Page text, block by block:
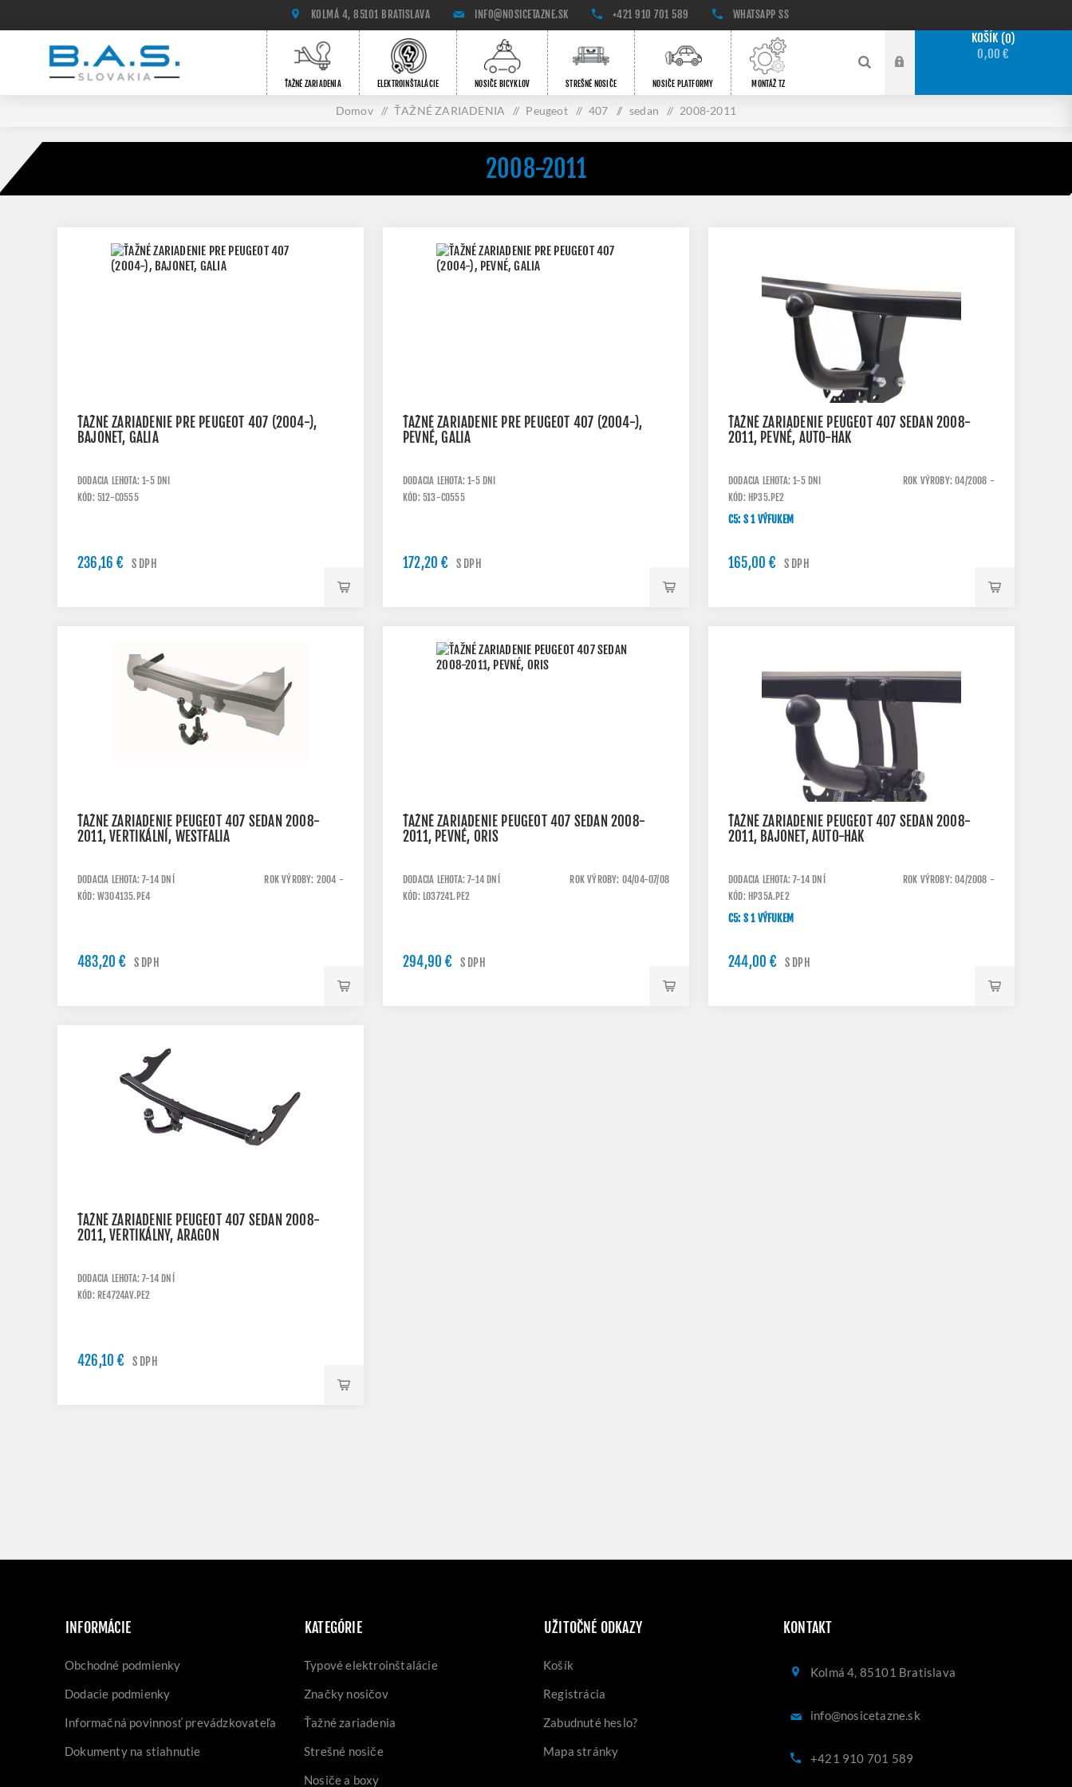
KOLMÁ 4, 85101 BRATISLAVA INFO@NOSICETAZNE.SK +421 910 701 589 WHATSAPP SS
ŤAŽNÉ ZARIADENIA ELEKTROINŠTALÁCIE NOSIČE BICYKLOV STREŠNÉ NOSIČE NOSIČE PLATFORMY MONTÁŽ TZ
KOŠÍK 0
0,00 €
Domov / ŤAŽNÉ ZARIADENIA / Peugeot / 407 / sedan / 2008-2011
2008-2011
ŤAŽNÉ ZARIADENIE PRE PEUGEOT 407 (2004-),
BAJONET, GALIA
DODACIA LEHOTA: 1-5 DNI
KÓD: 512-C0555
236,16 € S DPH
ŤAŽNÉ ZARIADENIE PRE PEUGEOT 407 (2004-),
PEVNÉ, GALIA
DODACIA LEHOTA: 1-5 DNI
KÓD: 513-C0555
172,20 € S DPH
ŤAŽNÉ ZARIADENIE PEUGEOT 407 SEDAN 2008-
2011, PEVNÉ, AUTO-HAK
DODACIA LEHOTA: 1-5 DNI
ROK VÝROBY: 04/2008 -
KÓD: HP35.PE2
C5: S 1 VÝFUKEM
165,00 € S DPH
ŤAŽNÉ ZARIADENIE PEUGEOT 407 SEDAN 2008-
2011, VERTIKÁLNÍ, WESTFALIA
DODACIA LEHOTA: 7-14 DNÍ
ROK VÝROBY: 2004 -
KÓD: W304135.PE4
483,20 € S DPH
ŤAŽNÉ ZARIADENIE PEUGEOT 407 SEDAN 2008-
2011, PEVNÉ, ORIS
DODACIA LEHOTA: 7-14 DNÍ
ROK VÝROBY: 04/04-07/08
KÓD: L037241.PE2
294,90 € S DPH
ŤAŽNÉ ZARIADENIE PEUGEOT 407 SEDAN 2008-
2011, BAJONET, AUTO-HAK
DODACIA LEHOTA: 7-14 DNÍ
ROK VÝROBY: 04/2008 -
KÓD: HP35A.PE2
C5: S 1 VÝFUKEM
244,00 € S DPH
ŤAŽNÉ ZARIADENIE PEUGEOT 407 SEDAN 2008-
2011, VERTIKÁLNY, ARAGON
DODACIA LEHOTA: 7-14 DNÍ
KÓD: RE4724AV.PE2
426,10 € S DPH
INFORMÁCIE
Obchodné podmienky
Dodacie podmienky
Informačná povinnosť prevádzkovateľa
Dokumenty na stiahnutie
KATEGÓRIE
Typové elektroinštalácie
Značky nosičov
Ťažné zariadenia
Strešné nosiče
Nosiče a boxy
UŽITOČNÉ ODKAZY
Košík
Registrácia
Zabudnuté heslo?
Mapa stránky
KONTAKT
Kolmá 4, 85101 Bratislava
info@nosicetazne.sk
+421 910 701 589